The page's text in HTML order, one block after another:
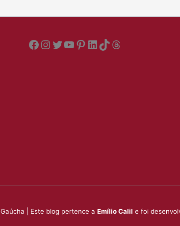
Facebook
Instagram
Twitter
YouTube
Pinterest
LinkedIn
TikTok
Threads
| Este blog pertence a Emílio Calil e foi